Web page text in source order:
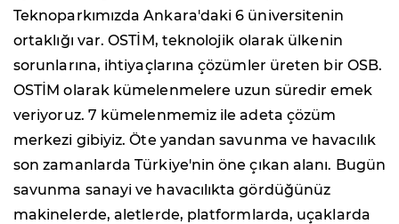
Teknoparkımızda Ankara'daki 6 üniversitenin
ortaklığı var. OSTİM, teknolojik olarak ülkenin
sorunlarına, ihtiyaçlarına çözümler üreten bir OSB.
OSTİM olarak kümelenmelere uzun süredir emek
veriyoruz. 7 kümelenmemiz ile adeta çözüm
merkezi gibiyiz. Öte yandan savunma ve havacılık
son zamanlarda Türkiye'nin öne çıkan alanı. Bugün
savunma sanayi ve havacılıkta gördüğünüz
makinelerde, aletlerde, platformlarda, uçaklarda